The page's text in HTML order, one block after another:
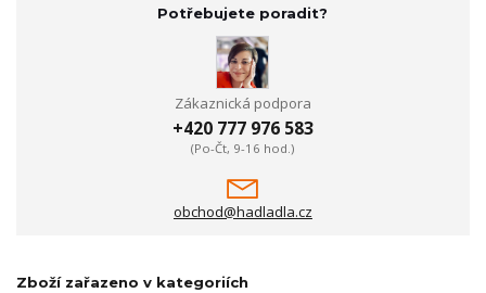
Potřebujete poradit?
Zákaznická podpora
+420 777 976 583
(Po-Čt, 9-16 hod.)
obchod@hadladla.cz
Zboží zařazeno v kategoriích